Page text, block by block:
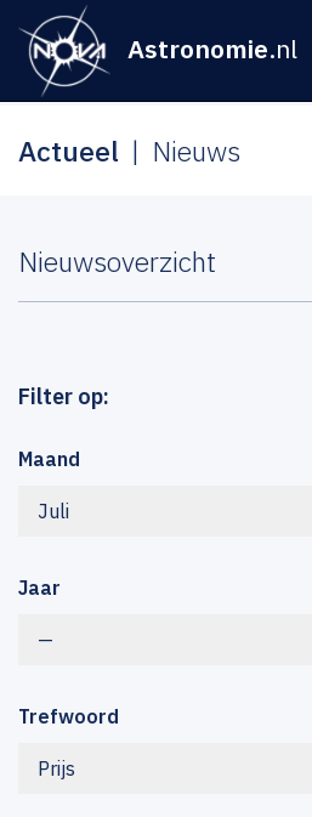
Astronomie.nl
Actueel Nieuws
Nieuwsoverzicht
Filter op:
Maand
Juli
Jaar
—
Trefwoord
Prijs